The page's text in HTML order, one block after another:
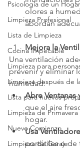
Psicología de un
Limpieza Profesional
Lista de Limpieza
Cocina Impecable
Limpieza para
Limpieza después de
Lista para nuevos
Limpieza de Primavera
Nuevo Comienzo
Limpieza de Garaje
olores a
abordan
Mejora la
Una ventilación
prevenir y eliminar
humedad:
Abre Ventanas
que el aire
hogar.
Usa
portátiles o de